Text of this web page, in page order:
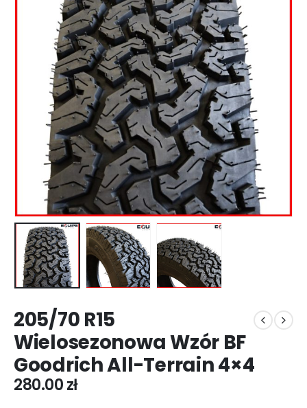
205/70 R15
Wielosezonowa Wzór BF
Goodrich All-Terrain 4×4
280.00zł